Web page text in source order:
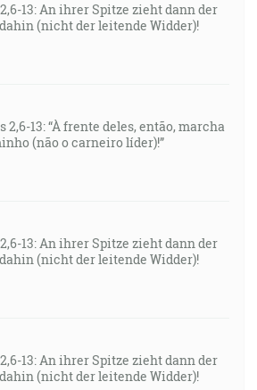
13: An ihrer Spitze zieht dann der
(nicht der leitende Widder)!
2,6-13: “À frente deles, então, marcha
(não o carneiro líder)!”
13: An ihrer Spitze zieht dann der
(nicht der leitende Widder)!
13: An ihrer Spitze zieht dann der
(nicht der leitende Widder)!